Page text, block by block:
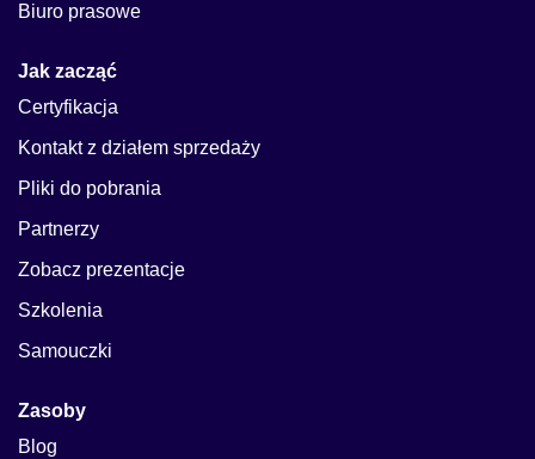
Biuro prasowe
Jak zacząć
Certyfikacja
Kontakt z działem sprzedaży
Pliki do pobrania
Partnerzy
Zobacz prezentacje
Szkolenia
Samouczki
Zasoby
Blog